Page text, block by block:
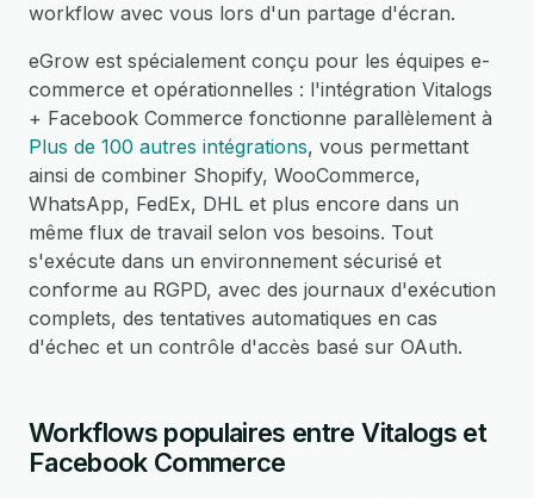
workflow avec vous lors d'un partage d'écran.
eGrow est spécialement conçu pour les équipes e-
commerce et opérationnelles : l'intégration Vitalogs
+ Facebook Commerce fonctionne parallèlement à
Plus de 100 autres intégrations, vous permettant
ainsi de combiner Shopify, WooCommerce,
WhatsApp, FedEx, DHL et plus encore dans un
même flux de travail selon vos besoins. Tout
s'exécute dans un environnement sécurisé et
conforme au RGPD, avec des journaux d'exécution
complets, des tentatives automatiques en cas
d'échec et un contrôle d'accès basé sur OAuth.
Workflows populaires entre Vitalogs et
Facebook Commerce